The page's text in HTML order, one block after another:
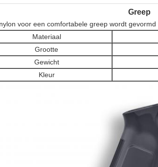
Greep
voor een comfortabele greep wordt
Materiaal
Grootte
Gewicht
Kleur